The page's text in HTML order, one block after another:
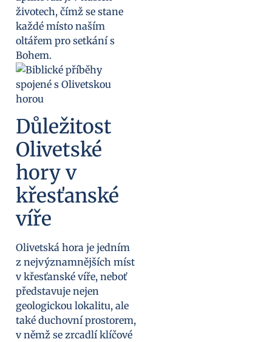
životech, čímž se stane
každé místo naším
oltářem pro setkání s
Bohem.
Důležitost
Olivetské
hory v
křesťanské
víře
Olivetská hora je jedním
z nejvýznamnějších míst
v křesťanské víře, neboť
představuje nejen
geologickou lokalitu, ale
také duchovní prostorem,
v němž se zrcadlí klíčové